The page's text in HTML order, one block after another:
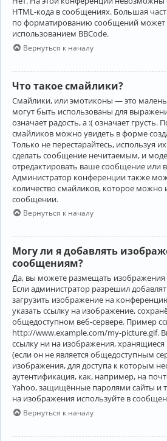
HTML-кода в сообщениях. Большая
по форматированию сообщений может
использованием BBCode.
Вернуться к началу
Что такое смайлики?
Смайлики, или эмотиконы — это
могут быть использованы для
означает радость, а :( означает грусть.
смайликов можно увидеть в форме
Только не перестарайтесь, используя
сделать сообщение нечитаемым, и
отредактировать ваше сообщение или
Администратор конференции также
количество смайликов, которое можно
сообщении.
Вернуться к началу
Могу ли я добавлять
сообщениям?
Да, вы можете размещать
Если администратор разрешил
загрузить изображение на
указать ссылку на изображение,
общедоступном веб-сервере. Пример
http://www.example.com/my-picture.gif.
ссылку ни на изображения,
(если он не является общедоступным
изображения, для доступа к которым
аутентификация, как, например, на
Yahoo, защищённые паролями сайты и
на изображения используйте в
Вернуться к началу